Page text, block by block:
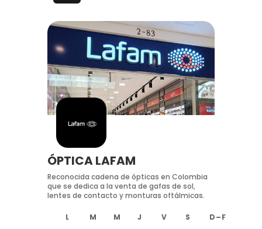
ÓPTICA LAFAM
Reconocida cadena de ópticas en Colombia
que se dedica a la venta de gafas de sol,
lentes de contacto y monturas oftálmicas.
L M M J V S D – F